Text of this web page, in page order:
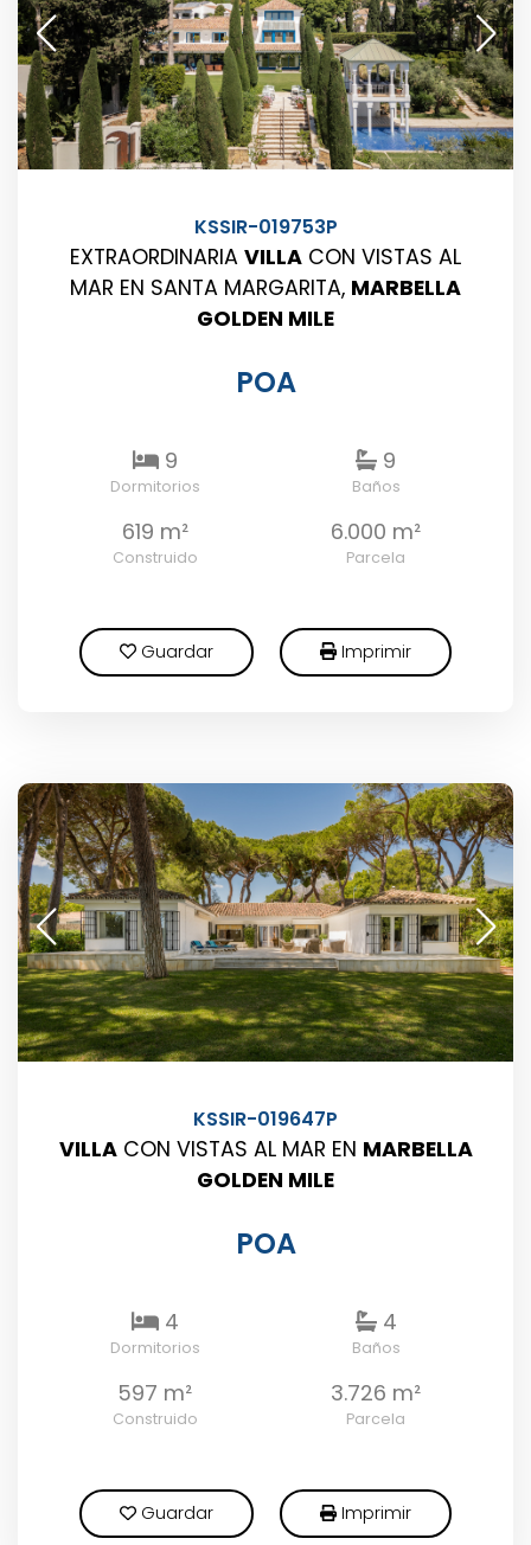
KSSIR-019753P
EXTRAORDINARIA VILLA CON VISTAS AL
MAR EN SANTA MARGARITA, MARBELLA
GOLDEN MILE
POA
9
Dormitorios
9
Baños
619 m²
Construido
6.000 m²
Parcela
Guardar Imprimir
KSSIR-019647P
VILLACON VISTAS AL MAR EN MARBELLA
GOLDEN MILE
POA
4
Dormitorios
4
Baños
597 m²
Construido
3.726 m²
Parcela
Guardar Imprimir